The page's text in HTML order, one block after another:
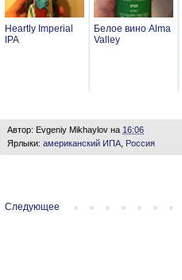
Heartly Imperial
IPA
Белое вино Alma
Valley
Автор: Evgeniy Mikhaylov на 16:06
Ярлыки: американский ИПА Россия
Следующее